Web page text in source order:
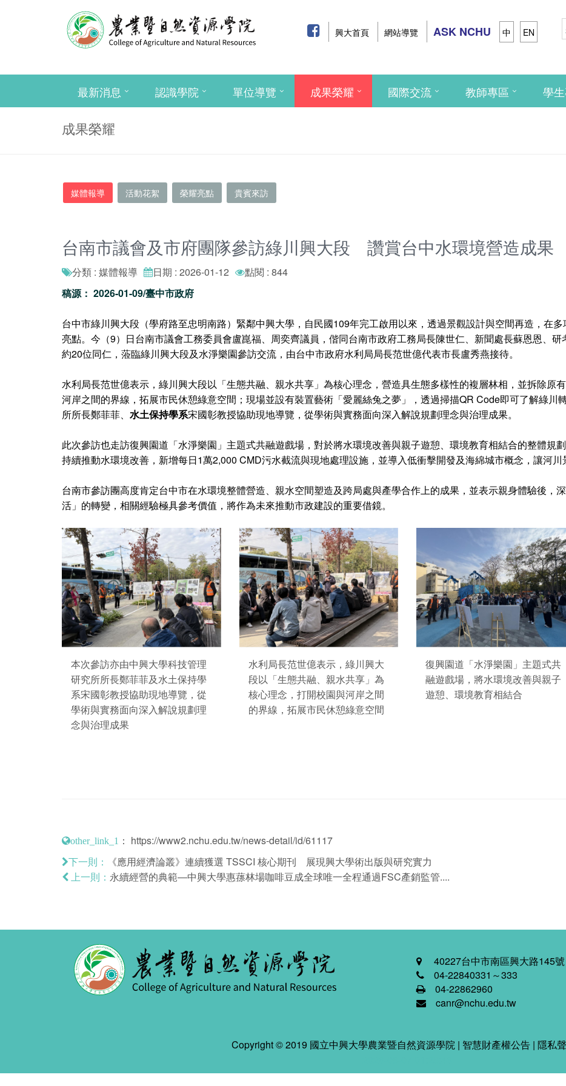
興大首頁 網站導覽 ASK NCHU 中 EN
最新消息 認識學院 單位導覽 成果榮耀 國際交流 教師專區 學
成果榮耀
媒體報導 活動花絮 榮耀亮點 貴賓來訪
台南市議會及市府團隊參訪綠川興大段 讚賞台中水環境營造成果
分類 : 媒體報導 日期 : 2026-01-12
點閱 : 844
稿源： 2026-01-09/臺中市政府
台中市綠川興大段（學府路至忠明南路）緊鄰中興大學，自民國109年完工啟用以來，透過景觀設計與空間再造，在
亮點。今（9）日台南市議會工務委員會盧崑福、周奕齊議員，偕同台南市政府工務局長陳世仁、新聞處長蘇恩恩、
約20位同仁，蒞臨綠川興大段及水淨樂園參訪交流，由台中市政府水利局局長范世億代表市長盧秀燕接待。
水利局長范世億表示，綠川興大段以「生態共融、親水共享」為核心理念，營造具生態多樣性的複層林相，並拆除原
河岸之間的界線，拓展市民休憩綠意空間；現場並設有裝置藝術「愛麗絲兔之夢」，透過掃描QR Code即可了解綠川
所所長鄭菲菲、 水土保持學系宋國彰教授協助現地導覽，從學術與實務面向深入解說規劃理念與治理成果。
此次參訪也走訪復興園道「水淨樂園」主題式共融遊戲場，對於將水環境改善與親子遊憩、環境教育相結合的整體規
持續推動水環境改善，新增每日1萬2,000 CMD污水截流與現地處理設施，並導入低衝擊開發及海綿城市概念，讓河川
台南市參訪團高度肯定台中市在水環境整體營造、親水空間塑造及跨局處與產學合作上的成果，並表示親身體驗後，
活」的轉變，相關經驗極具參考價值，將作為未來推動市政建設的重要借鏡。
本次參訪亦由中興大學科技管理
研究所所長鄭菲菲及水土保持學
系宋國彰教授協助現地導覽，從
學術與實務面向深入解說規劃理
念與治理成果
水利局長范世億表示，綠川興大
段以「生態共融、親水共享」為
核心理念，打開校園與河岸之間
的界線，拓展市民休憩綠意空間
復興園道「水淨樂園」主題式共
融遊戲場，將水環境改善與親子
遊憩、環境教育相結合
other_link_1 ： https://www2.nchu.edu.tw/news-detail/id/61117
下一則： 《應用經濟論叢》連續獲選 TSSCI 核心期刊 展現興大學術出版與研究實力
上一則： 永續經營的典範―中興大學惠蓀林場咖啡豆成全球唯一全程通過FSC產銷監管....
40227台中市南區興大路145
04-22840331～333
04-22862960
canr@nchu.edu.tw
Copyright © 2019 國立中興大學農業暨自然資源學院 | 智慧財產權公告| 隱私